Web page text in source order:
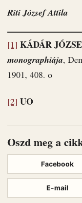
Riti József Attila
[1] KÁDÁR
monographiája,
1901, 408. o
[2] UO
Oszd meg a
Facebook
E-mail